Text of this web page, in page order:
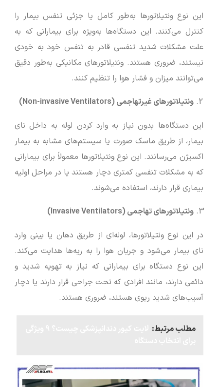
این نوع ونتیلاتورها به‌طور کامل یا جزئی تنفس بیمار را
کنترل می‌کنند. این دستگاه‌ها به‌ویژه برای بیمارانی که به
علت مشکلات شدید تنفسی قادر به تنفس خود به خودی
نیستند، ضروری هستند. ونتیلاتورهای مکانیکی به‌طور دقیق
می‌توانند میزان و فشار هوا را تنظیم کنند.
ونتیلاتورهای غیرتهاجمی (Non-invasive Ventilators)
این دستگاه‌ها بدون نیاز به وارد کردن لوله به داخل نای
بیمار، از طریق ماسک صورت یا سیستم‌های مشابه به بیمار
اکسیژن می‌رسانند. این نوع ونتیلاتورها معمولاً برای بیمارانی
که به مشکلات تنفسی کمتری دچار هستند یا در مراحل اولیه
بیماری قرار دارند، استفاده می‌شوند.
ونتیلاتورهای تهاجمی (Invasive Ventilators)
در این نوع ونتیلاتورها، لوله‌ای از طریق دهان یا بینی وارد
نای بیمار می‌شود و جریان هوا را به ریه‌ها هدایت می‌کند.
این نوع دستگاه برای بیمارانی که نیاز به تهویه شدید و
دائمی دارند، مانند افرادی که تحت جراحی قرار دارند یا دچار
آسیب‌های شدید ریوی هستند، ضروری هستند.
مطلب مرتبط: